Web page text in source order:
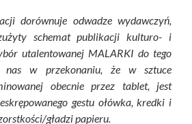
dorównuje odwadze wydawczyń,
schemat publikacji kulturo- i
utalentowanej MALARKI do tego
nas w przekonaniu, że w sztuce
obecnie przez tablet, jest
gestu ołówka, kredki i
gładzi papieru.